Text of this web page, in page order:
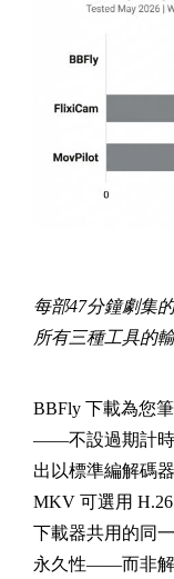
每部47分鐘劇集
所有三種工具的
BBFly 下載為您
——不設過期計時
出以標準編解碼
MKV 可選用
下載器共用的同
永久性——而非解